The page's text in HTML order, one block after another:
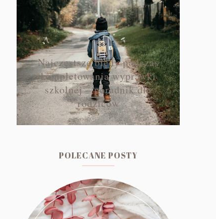
Najczęstsze błędy podczas
kompletowania wyprawki
szkolnej – poradnik dla
rodziców
POLECANE POSTY